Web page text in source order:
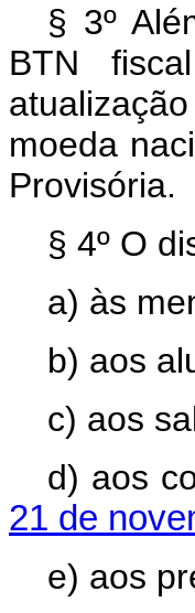
§ 3º
BTN
moeda
Provisória.
§ 4º O
a) às
b) aos
c) aos
d) aos
21 de
e) aos